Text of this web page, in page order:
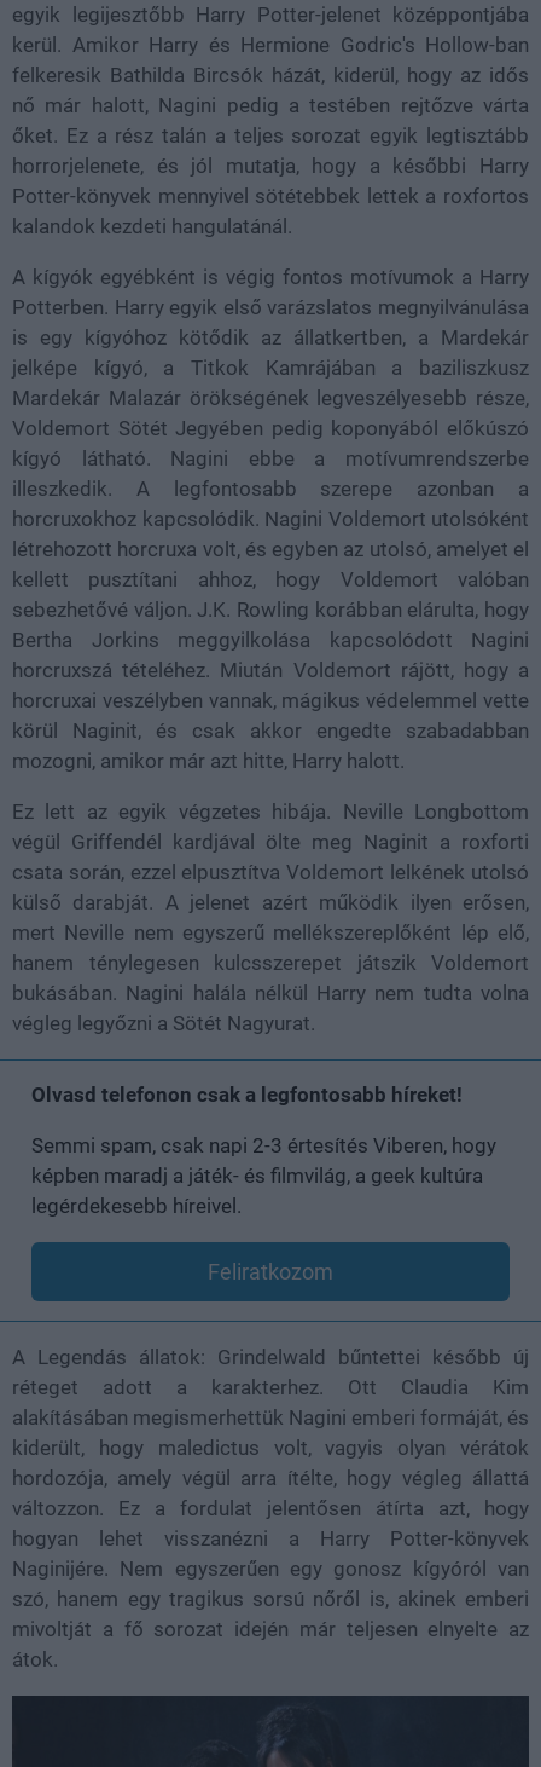
egyik legijesztőbb Harry Potter-jelenet középpontjába
kerül. Amikor Harry és Hermione Godric's Hollow-ban
felkeresik Bathilda Bircsók házát, kiderül, hogy az idős
nő már halott, Nagini pedig a testében rejtőzve várta
őket. Ez a rész talán a teljes sorozat egyik legtisztább
horrorjelenete, és jól mutatja, hogy a későbbi Harry
Potter-könyvek mennyivel sötétebbek lettek a roxfortos
kalandok kezdeti hangulatánál.
A kígyók egyébként is végig fontos motívumok a Harry
Potterben. Harry egyik első varázslatos megnyilvánulása
is egy kígyóhoz kötődik az állatkertben, a Mardekár
jelképe kígyó, a Titkok Kamrájában a baziliszkusz
Mardekár Malazár örökségének legveszélyesebb része,
Voldemort Sötét Jegyében pedig koponyából előkúszó
kígyó látható. Nagini ebbe a motívumrendszerbe
illeszkedik. A legfontosabb szerepe azonban a
horcruxokhoz kapcsolódik. Nagini Voldemort utolsóként
létrehozott horcruxa volt, és egyben az utolsó, amelyet el
kellett pusztítani ahhoz, hogy Voldemort valóban
sebezhetővé váljon. J.K. Rowling korábban elárulta, hogy
Bertha Jorkins meggyilkolása kapcsolódott Nagini
horcruxszá tételéhez. Miután Voldemort rájött, hogy a
horcruxai veszélyben vannak, mágikus védelemmel vette
körül Naginit, és csak akkor engedte szabadabban
mozogni, amikor már azt hitte, Harry halott.
Ez lett az egyik végzetes hibája. Neville Longbottom
végül Griffendél kardjával ölte meg Naginit a roxforti
csata során, ezzel elpusztítva Voldemort lelkének utolsó
külső darabját. A jelenet azért működik ilyen erősen,
mert Neville nem egyszerű mellékszereplőként lép elő,
hanem ténylegesen kulcsszerepet játszik Voldemort
bukásában. Nagini halála nélkül Harry nem tudta volna
végleg legyőzni a Sötét Nagyurat.
Olvasd telefonon csak a legfontosabb híreket!
Semmi spam, csak napi 2-3 értesítés Viberen, hogy
képben maradj a játék- és filmvilág, a geek kultúra
legérdekesebb híreivel.
Feliratkozom
A Legendás állatok: Grindelwald bűntettei később új
réteget adott a karakterhez. Ott Claudia Kim
alakításában megismerhettük Nagini emberi formáját, és
kiderült, hogy maledictus volt, vagyis olyan vérátok
hordozója, amely végül arra ítélte, hogy végleg állattá
változzon. Ez a fordulat jelentősen átírta azt, hogy
hogyan lehet visszanézni a Harry Potter-könyvek
Naginijére. Nem egyszerűen egy gonosz kígyóról van
szó, hanem egy tragikus sorsú nőről is, akinek emberi
mivoltját a fő sorozat idején már teljesen elnyelte az
átok.